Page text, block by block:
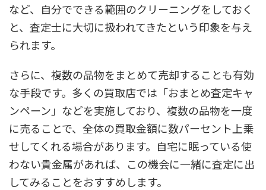
など、自分でできる範囲のクリーニングをしておく
と、査定士に大切に扱われてきたという印象を与え
られます。
さらに、複数の品物をまとめて売却することも有効
な手段です。多くの買取店では「おまとめ査定キャ
ンペーン」などを実施しており、複数の品物を一度
に売ることで、全体の買取金額に数パーセント上乗
せしてくれる場合があります。自宅に眠っている使
わない貴金属があれば、この機会に一緒に査定に出
してみることをおすすめします。